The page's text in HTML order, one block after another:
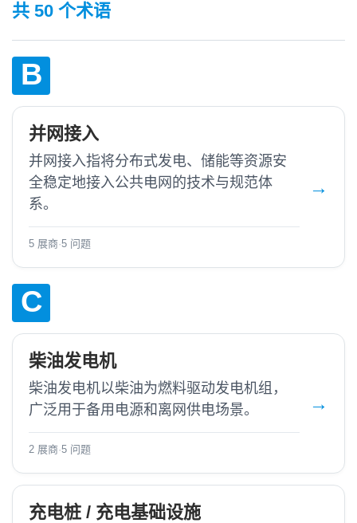
共 50 个术语
B
并网接入
并网接入指将分布式发电、储能等资源安
全稳定地接入公共电网的技术与规范体
系。
5 展商·5 问题
C
柴油发电机
柴油发电机以柴油为燃料驱动发电机组，
广泛用于备用电源和离网供电场景。
2 展商·5 问题
充电桩 / 充电基础设施